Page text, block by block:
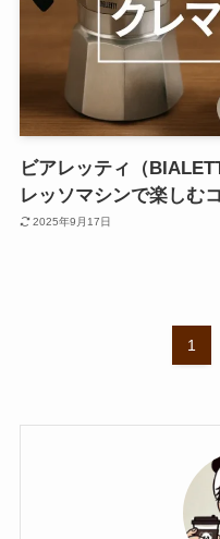
ビアレッティ（
レッソマシンで楽しむ
2025年9月17日
1